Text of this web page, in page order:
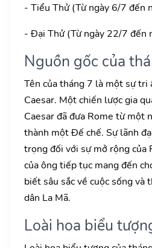
- Tiểu Thử (Từ ngày 6/7 đến
- Đại Thử (Từ ngày 22/7 đến
Nguồn gốc của
Tên của tháng 7 là một sự tri
Caesar. Một chiến lược gia
Caesar đã đưa Rome từ một
thành một Đế chế. Sự lãnh
trọng đối với sự mở rộng của
của ông tiếp tục mang đến
biết sâu sắc về cuộc sống và
dân La Mã.
Loài hoa biểu